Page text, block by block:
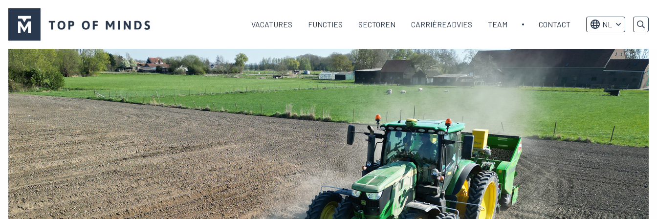
logo
VACATURES FUNCTIES SECTOREN CARRIÈREADVIES TEAM CONTACT NL